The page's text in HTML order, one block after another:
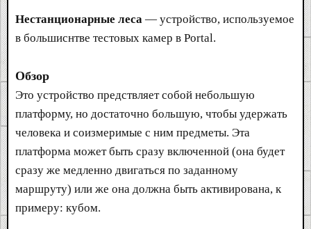
Нестанционарные леса — устройство, используемое
в большиснтве тестовых камер в Portal.
Обзор
Это устройство предствляет собой небольшую
платформу, но достаточно большую, чтобы удержать
человека и соизмеримые с ним предметы. Эта
платформа может быть сразу включенной (она будет
сразу же медленно двигаться по заданному
маршруту) или же она должна быть активирована, к
примеру: кубом.